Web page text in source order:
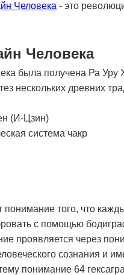
Человека - это
Человека
была получена Ра Уру
нескольких древних
(И-Цзин)
система чакр
того, что
с помощью
проявляется через
сознания и
понимание 64